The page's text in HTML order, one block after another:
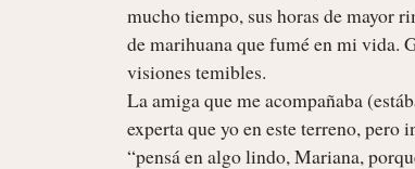
mucho tiempo, sus horas de mayor
de marihuana que fumé en mi vida.
visiones temibles.
La amiga que me acompañaba
experta que yo en este terreno,
“pensá en algo lindo, Mariana,